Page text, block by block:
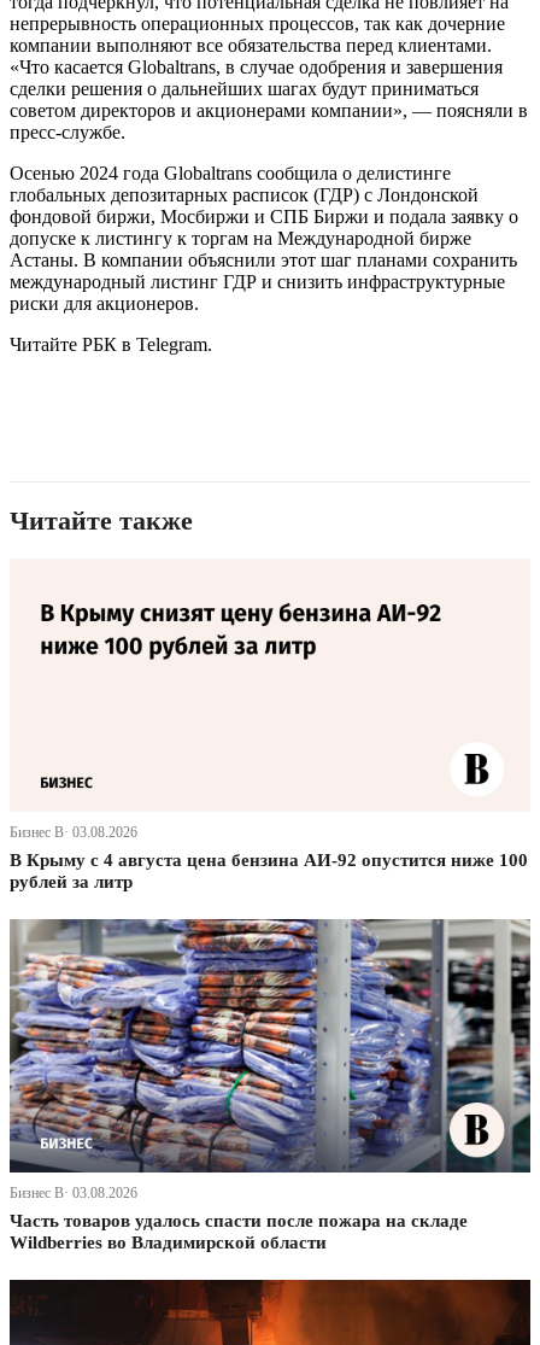
непрерывность операционных процессов, так как дочерние
компании выполняют все обязательства перед клиентами.
«Что касается Globaltrans, в случае одобрения и завершения
сделки решения о дальнейших шагах будут приниматься
советом директоров и акционерами компании», — поясняли в
пресс-службе.
Осенью 2024 года Globaltrans сообщила о делистинге
глобальных депозитарных расписок (ГДР) с Лондонской
фондовой биржи, Мосбиржи и СПБ Биржи и подала заявку о
допуске к листингу к торгам на Международной бирже
Астаны. В компании объяснили этот шаг планами сохранить
международный листинг ГДР и снизить инфраструктурные
риски для акционеров.
Читайте РБК в Telegram.
Читайте также
Бизнес В· 03.08.2026
В Крыму с 4 августа цена бензина АИ-92 опустится ниже 100
рублей за литр
Бизнес В· 03.08.2026
Часть товаров удалось спасти после пожара на складе
Wildberries во Владимирской области